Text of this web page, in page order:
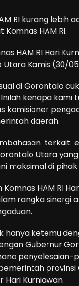
RI kurang lebih
Komnas HAM RI.
HAM RI Hari
Kamis (30/
di Gorontalo
kenapa kami
komisioner
daerah.
terkait
Utara
maksimal di
Komnas HAM RI
rangka sinergi
hanya ketemu
Gubernur
penyelesaian-
Kurniawan.